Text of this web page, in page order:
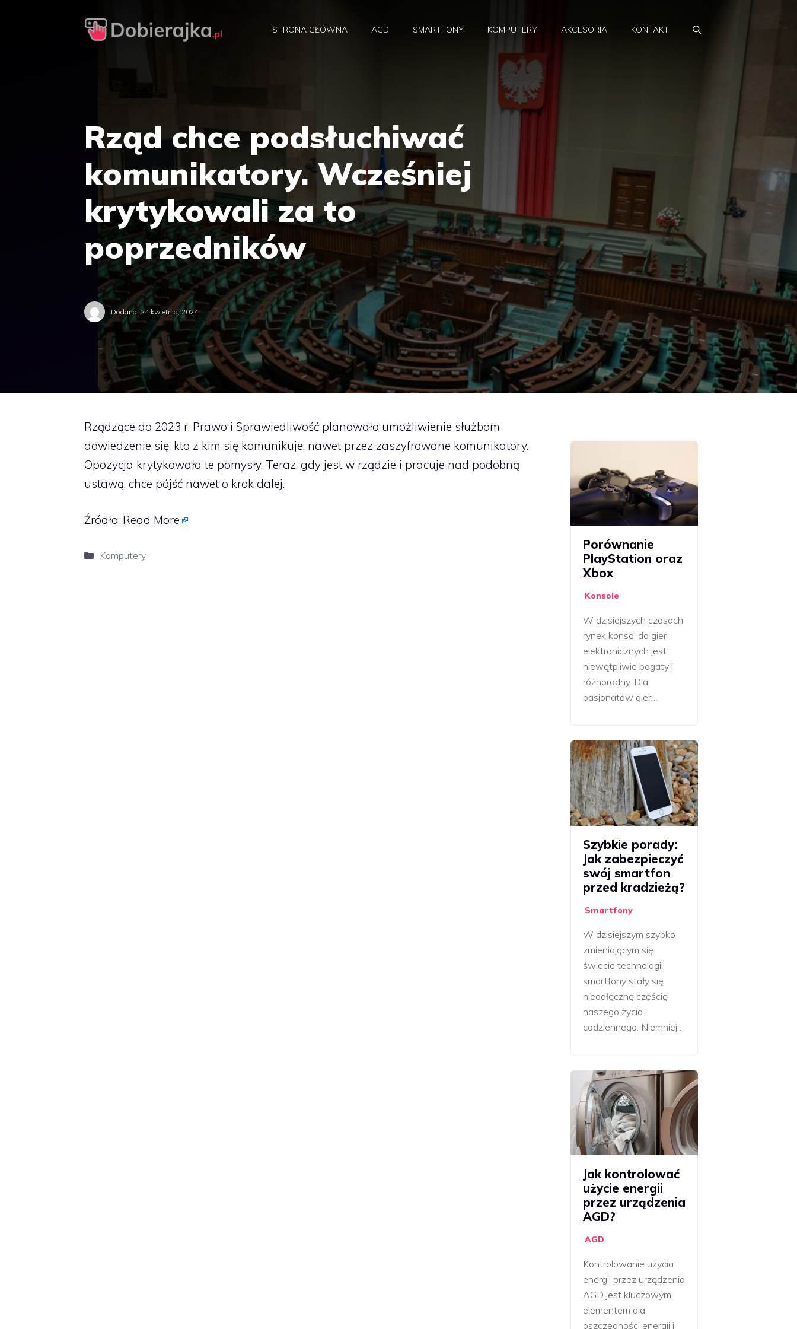
STRONA GŁÓWNA AGD SMARTFONY KOMPUTERY AKCESORIA KONTAKT
Rząd chce podsłuchiwać
komunikatory. Wcześniej
krytykowali za to
poprzedników
Dodano: 24 kwietnia, 2024
Rządzące do 2023 r. Prawo i Sprawiedliwość planowało umożliwienie służbom
dowiedzenie się, kto z kim się komunikuje, nawet przez zaszyfrowane komunikatory.
Opozycja krytykowała te pomysły. Teraz, gdy jest w rządzie i pracuje nad podobną
ustawą, chce pójść nawet o krok dalej.
Źródło: Read More
Kategorie
Komputery
Porównanie
PlayStation oraz
Xbox
Konsole
W dzisiejszych czasach
rynek konsol do gier
elektronicznych jest
niewątpliwie bogaty i
różnorodny. Dla
pasjonatów gier…
Szybkie porady:
Jak zabezpieczyć
swój smartfon
przed kradzieżą?
Smartfony
W dzisiejszym szybko
zmieniającym się
świecie technologii
smartfony stały się
nieodłączną częścią
naszego życia
codziennego. Niemniej…
Jak kontrolować
użycie energii
przez urządzenia
AGD?
AGD
Kontrolowanie użycia
energii przez urządzenia
AGD jest kluczowym
elementem dla
oszczędności energii i